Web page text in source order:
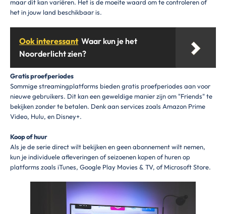
maar dit kan variëren. Het is de moeite waard om te controleren of
het in jouw land beschikbaar is.
Ook interessant Waar kun je het
Noorderlicht zien?
Gratis proefperiodes
Sommige streamingplatforms bieden gratis proefperiodes aan voor
nieuwe gebruikers. Dit kan een geweldige manier zijn om "Friends" te
bekijken zonder te betalen. Denk aan services zoals Amazon Prime
Video, Hulu, en Disney+.
Koop of huur
Als je de serie direct wilt bekijken en geen abonnement wilt nemen,
kun je individuele afleveringen of seizoenen kopen of huren op
platforms zoals iTunes, Google Play Movies & TV, of Microsoft Store.